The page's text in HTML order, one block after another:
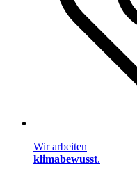
Wir arbeiten
klimabewusst.